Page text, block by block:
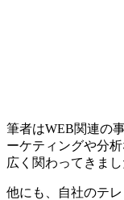
筆者はWEB関連の
ーケティングや分析
広く関わってきまし
他にも、自社のテ